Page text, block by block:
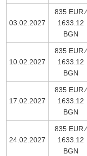
03.02.2027
835 EUR ∕
1633.12
BGN
10.02.2027
835 EUR ∕
1633.12
BGN
17.02.2027
835 EUR ∕
1633.12
BGN
24.02.2027
835 EUR ∕
1633.12
BGN